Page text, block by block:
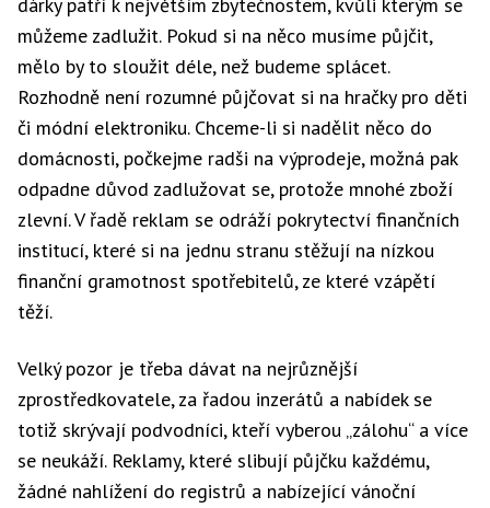
můžeme zadlužit. Pokud si na něco musíme půjčit,
mělo by to sloužit déle, než budeme splácet.
Rozhodně není rozumné půjčovat si na hračky pro děti
či módní elektroniku. Chceme-li si nadělit něco do
domácnosti, počkejme radši na výprodeje, možná pak
odpadne důvod zadlužovat se, protože mnohé zboží
zlevní. V řadě reklam se odráží pokrytectví finančních
institucí, které si na jednu stranu stěžují na nízkou
finanční gramotnost spotřebitelů, ze které vzápětí
těží.
Velký pozor je třeba dávat na nejrůznější
zprostředkovatele, za řadou inzerátů a nabídek se
totiž skrývají podvodníci, kteří vyberou „zálohu“ a více
se neukáží. Reklamy, které slibují půjčku každému,
žádné nahlížení do registrů a nabízející vánoční